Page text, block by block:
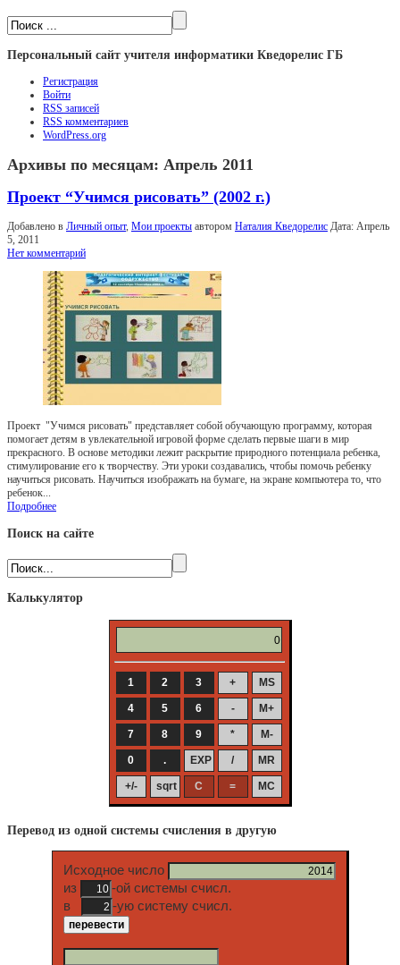
Персональный сайт учителя информатики Кведорелис ГБ
Регистрация
Войти
RSS записей
RSS комментариев
WordPress.org
Архивы по месяцам: Апрель 2011
Проект “Учимся рисовать” (2002 г.)
Добавлено в Личный опыт, Мои проекты автором Наталия Кведорелис Дата: Апрель
5, 2011
Нет комментарий
Проект "Учимся рисовать" представляет собой обучающую программу, которая
помогает детям в увлекательной игровой форме сделать первые шаги в мир
прекрасного. В основе методики лежит раскрытие природного потенциала ребенка,
стимулирование его к творчеству. Эти уроки создавались, чтобы помочь ребенку
научиться рисовать. Научиться изображать на бумаге, на экране компьютера то, что
ребенок...
Подробнее
Поиск на сайте
Калькулятор
Перевод из одной системы счисления в другую
Исходное число
из
-ой системы счисл.
в
-ую систему счисл.